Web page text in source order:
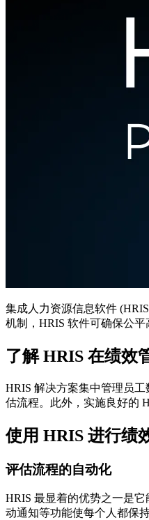
集成人力资源信息软件
机制，HRIS 软件可确保公
了解 HRIS 在绩效
HRIS 解决方案集中管理员
估流程。此外，实施良好的
使用 HRIS 进行绩
评估流程的自动化
HRIS 最显着的优势之一是
动通知等功能使每个人都保